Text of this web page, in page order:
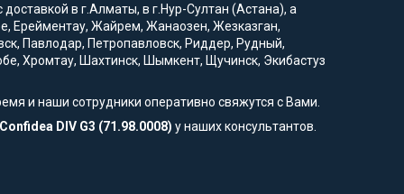
в г.Алматы, в г.Нур-Султан (Астана), а
Ерейментау, Жайрем, Жанаозен, Жезказган,
Павлодар, Петропавловск, Риддер, Рудный,
Хромтау, Шахтинск, Шымкент, Щучинск, Экибастуз
и наши сотрудники оперативно свяжутся с Вами.
DIV G3 (71.98.0008) у наших консультантов.